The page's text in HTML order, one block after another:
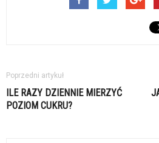
Poprzedni artykuł
ILE RAZY DZIENNIE MIERZYĆ
POZIOM CUKRU?